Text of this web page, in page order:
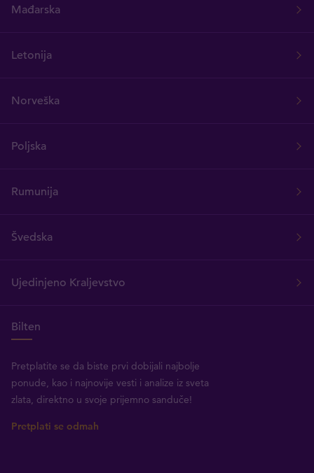
Mađarska
Letonija
Norveška
Poljska
Rumunija
Švedska
Ujedinjeno Kraljevstvo
Bilten
Pretplatite se da biste prvi dobijali najbolje
ponude, kao i najnovije vesti i analize iz sveta
zlata, direktno u svoje prijemno sanduče!
Pretplati se odmah